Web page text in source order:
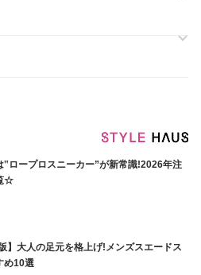
ラス」補償制度へのご加入を強くおす
‟ロープロスニーカー”が新常識!2026年注
☆
】大人の足元を格上げ!メンズスエードス
め10選